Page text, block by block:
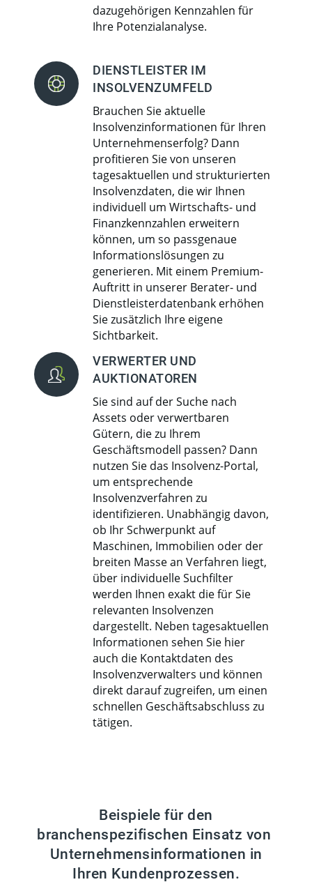
dazugehörigen Kennzahlen für
Ihre Potenzialanalyse.
DIENSTLEISTER IM
INSOLVENZUMFELD
Brauchen Sie aktuelle
Insolvenzinformationen für Ihren
Unternehmenserfolg? Dann
profitieren Sie von unseren
tagesaktuellen und strukturierten
Insolvenzdaten, die wir Ihnen
individuell um Wirtschafts- und
Finanzkennzahlen erweitern
können, um so passgenaue
Informationslösungen zu
generieren. Mit einem Premium-
Auftritt in unserer Berater- und
Dienstleisterdatenbank erhöhen
Sie zusätzlich Ihre eigene
Sichtbarkeit.
VERWERTER UND
AUKTIONATOREN
Sie sind auf der Suche nach
Assets oder verwertbaren
Gütern, die zu Ihrem
Geschäftsmodell passen? Dann
nutzen Sie das Insolvenz-Portal,
um entsprechende
Insolvenzverfahren zu
identifizieren. Unabhängig davon,
ob Ihr Schwerpunkt auf
Maschinen, Immobilien oder der
breiten Masse an Verfahren liegt,
über individuelle Suchfilter
werden Ihnen exakt die für Sie
relevanten Insolvenzen
dargestellt. Neben tagesaktuellen
Informationen sehen Sie hier
auch die Kontaktdaten des
Insolvenzverwalters und können
direkt darauf zugreifen, um einen
schnellen Geschäftsabschluss zu
tätigen.
Beispiele für den
branchenspezifischen Einsatz von
Unternehmensinformationen in
Ihren Kundenprozessen.